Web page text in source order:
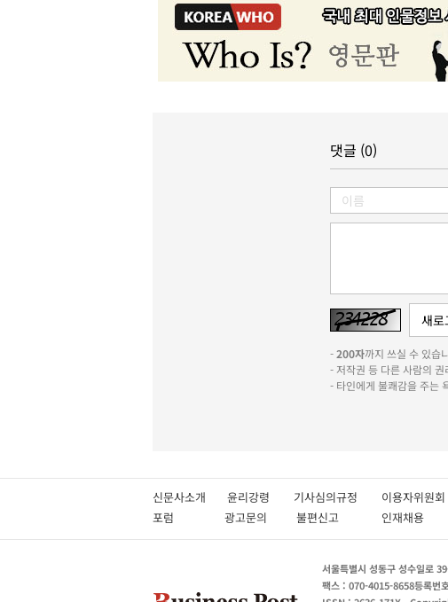
댓글 (0)
-200자까지 쓰실 수 있
- 저작권 등 다른 사람의
- 타인에게 불쾌감을 주는
신문사소개 윤리강령 기사심의규정 이용자위
포럼
광고문의 불편신고 인재채용
서울특별시 성동구 성수일로
팩스 : 070-4015-8658등록번